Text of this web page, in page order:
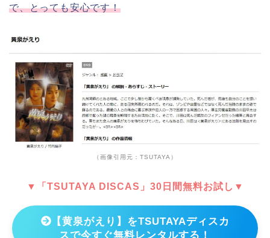
で、とっても安心です！
（画像引用元：TSUTAYA）
▼「TSUTAYA DISCAS」30日間無料お試し▼
【黄泉がえり】をTSUTAYAディスカ
スで今すぐ無料レンタルする！